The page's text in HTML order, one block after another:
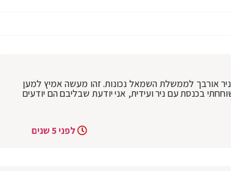
ניר אורבך לממשלת השמאל נכונות. זהו מעשה אמיץ למען
בכנסת עם ניר ועידית, אני יודעת שבליבם הם יודעים
לפני 5 שנים